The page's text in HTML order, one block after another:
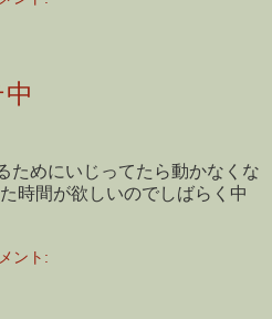
ためにいじってたら動かなくな
時間が欲しいのでしばらく中
ント: